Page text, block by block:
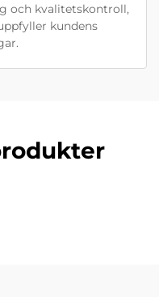
och kvalitetskontroll,
kundens